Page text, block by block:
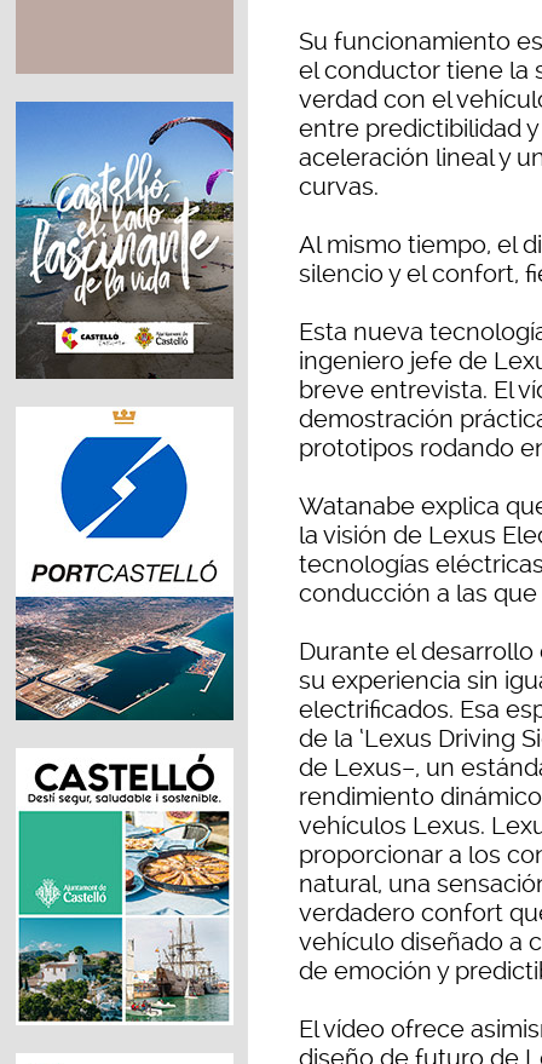
Su funcionamiento
el conductor tiene la
verdad con el
entre predictibilidad
aceleración lineal y
curvas.
Al mismo tiempo, el
silencio y el confort,
Esta nueva
ingeniero jefe de
breve entrevista. El
demostración
prototipos rodando
Watanabe explica
la visión de Lexus
tecnologías
conducción a las
Durante el desarrollo
su experiencia sin
electrificados. Esa
de la ‘Lexus Driving
de Lexus–, un
rendimiento
vehículos Lexus.
proporcionar a los
natural, una
verdadero confort
vehículo diseñado a
de emoción y
El vídeo ofrece